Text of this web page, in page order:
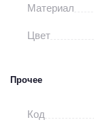
Материал
Цвет
Прочее
Код